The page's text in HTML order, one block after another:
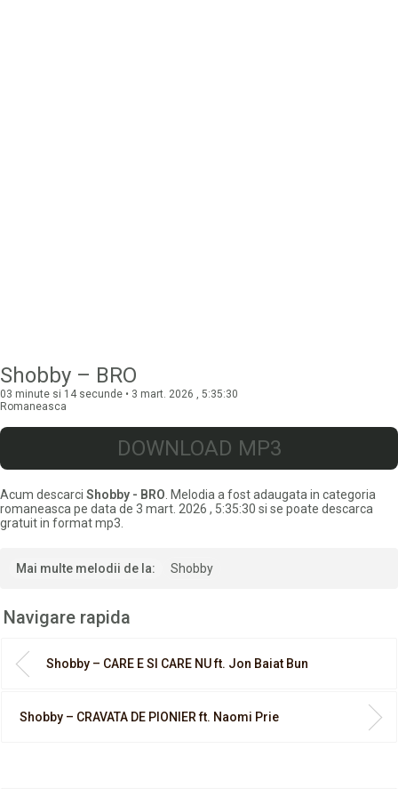
Shobby – BRO
03 minute si 14 secunde • 3 mart. 2026 , 5:35:30
Romaneasca
DOWNLOAD MP3
Acum descarci Shobby - BRO . Melodia a fost adaugata in categoria
romaneasca pe data de 3 mart. 2026 , 5:35:30 si se poate descarca
gratuit in format mp3.
Mai multe melodii de la: Shobby
Navigare rapida
Shobby – CARE E SI CARE NU ft. Jon Baiat Bun
Shobby – CRAVATA DE PIONIER ft. Naomi Prie